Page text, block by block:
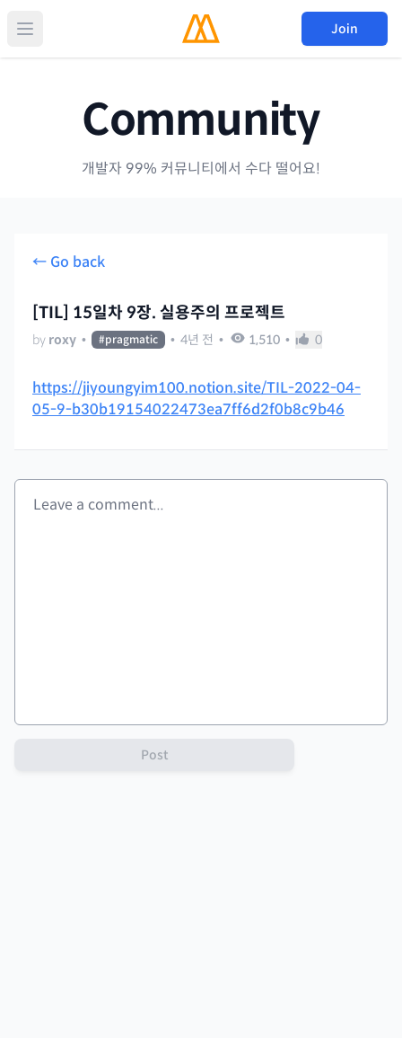
Join
Community
개발자 99% 커뮤니티에서 수다 떨어요!
← Go back
[TIL] 15일차 9장. 실용주의 프로젝트
by roxy • #pragmatic • 4년 전 • 1,510 • 0
https://jiyoungyim100.notion.site/TIL-2022-04-
05-9-b30b19154022473ea7ff6d2f0b8c9b46
Post